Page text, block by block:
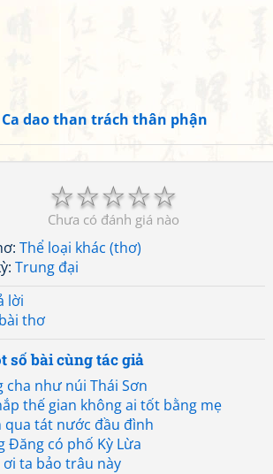
Ca dao than trách thân phận
☆
☆
☆
☆
☆
Chưa có đánh giá nào
Thể loại khác (thơ)
Trung đại
lời
thơ
số bài cùng tác giả
cha như núi Thái Sơn
thế gian không ai tốt bằng mẹ
qua tát nước đầu đình
Đăng có phố Kỳ Lừa
ơi ta bảo trâu này